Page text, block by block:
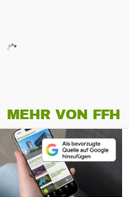
MEHR VON FFH